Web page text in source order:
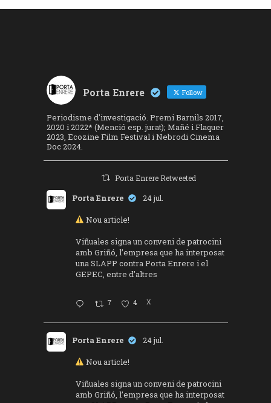
Porta Enrere Follow
Periodisme d'investigació. Premi Barnils 2017,
2020 i 2022* (Menció esp. jurat); Mañé i Flaquer
2023, Ecozine Film Festival i Nebrodi Cinema
Doc 2024.
Porta Enrere Retweeted
Porta Enrere 24 jul.
Nou article!
Viñuales signa un conveni de patrocini
amb Griñó, l’empresa que ha interposat
una SLAPP contra Porta Enrere i el
GEPEC, entre d’altres
7 4 X
Porta Enrere 24 jul.
Nou article!
Viñuales signa un conveni de patrocini
amb Griñó, l’empresa que ha interposat